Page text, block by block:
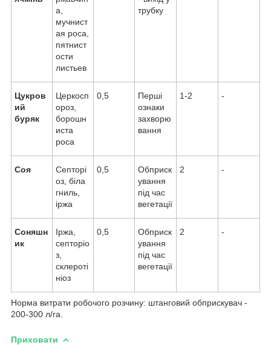
а,
мучнист
ая роса,
пятнист
ости
листьев
трубку
Цукров
ий
буряк
Церкосп
ороз,
борошн
иста
роса
0,5
Перші
ознаки
захворю
вання
1-2 -
Соя
Септорі
оз, біла
гниль,
іржа
0,5
Обприск
ування
під час
вегетації
2 -
Соняшн
ик
Іржа,
септоріо
з,
склероті
ніоз
0,5
Обприск
ування
під час
вегетації
2 -
Норма витрати робочого розчину: штанговий обприскувач -
200-300 л/га.
Приховати